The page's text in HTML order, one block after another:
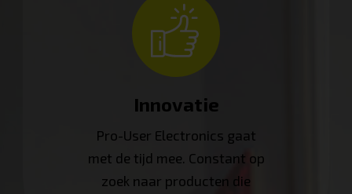
Innovatie
Pro-User Electronics gaat
met de tijd mee. Constant op
zoek naar producten die